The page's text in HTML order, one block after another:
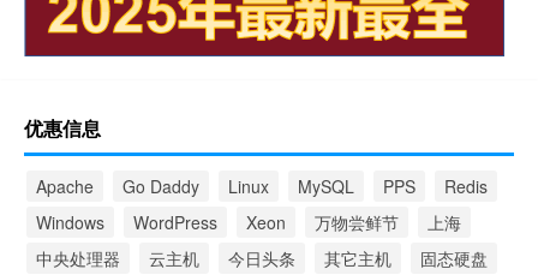
优惠信息
Apache Go Daddy Linux MySQL PPS
Redis
Windows
WordPress Xeon 万物尝鲜节
上海
中央处理器
云主机 今日头条 其它主机
固态硬盘